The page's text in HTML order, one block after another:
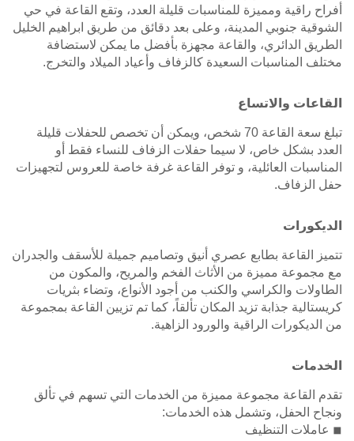
أفراح راقية ومميزة للمناسبات قليلة العدد، وتقع القاعة في حي
الشوقية جنوبي المدينة، وعلى بعد دقائق من طريق ابراهيم الخليل
الطريق الدائري، والقاعة مجهزة بأفضل ما يمكن لاستضافة
مختلف المناسبات السعيدة كالزفاف وأعياد الميلاد والتخرج.
القاعات والاتساع
تبلغ سعة القاعة 70 شخص، ويمكن أن تخصص للحفلات قليلة
العدد بشكل خاص، لا سيما حفلات الزفاف للنساء فقط أو
المناسبات العائلية، و توفر القاعة غرفة خاصة للعروس لتجهيزات
حفل الزفاف.
الديكورات
تتميز القاعة بطابع عصري أنيق وتصاميم جميلة للأسقف والجدران
مع مجموعة مميزة من الأثاث الفخم والمريح، والمكون من
الطاولات والكراسي والكنب من أجود الأنواع، وتضاء بثريات
كريستالية جذابة تزيد المكان تألقاً، كما تم تزيين القاعة بمجموعة
من الديكورات الراقية والورود الزاهية.
الخدمات
تقدم القاعة مجموعة مميزة من الخدمات التي تسهم في تألق
ونجاح الحفل، وتشمل هذه الخدمات:
◾ عاملات التنظيف